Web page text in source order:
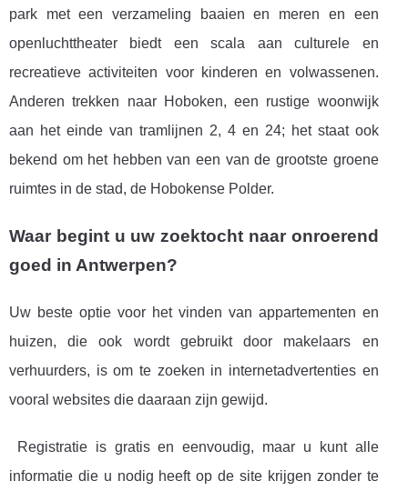
park met een verzameling baaien en meren en een
openluchttheater biedt een scala aan culturele en
recreatieve activiteiten voor kinderen en volwassenen.
Anderen trekken naar Hoboken, een rustige woonwijk
aan het einde van tramlijnen 2, 4 en 24; het staat ook
bekend om het hebben van een van de grootste groene
ruimtes in de stad, de Hobokense Polder.
Waar begint u uw zoektocht naar onroerend
goed in Antwerpen?
Uw beste optie voor het vinden van appartementen en
huizen, die ook wordt gebruikt door makelaars en
verhuurders, is om te zoeken in internetadvertenties en
vooral websites die daaraan zijn gewijd.
Registratie is gratis en eenvoudig, maar u kunt alle
informatie die u nodig heeft op de site krijgen zonder te